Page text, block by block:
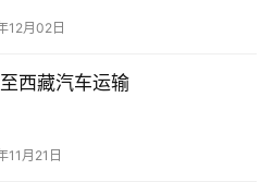
12月02日
西藏汽车运输
11月21日